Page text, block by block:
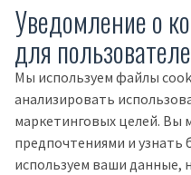
Уведомление о
для
Мы используем файлы
анализировать
маркетинговых целей. Вы
предпочтениями и узнать
используем ваши данные,